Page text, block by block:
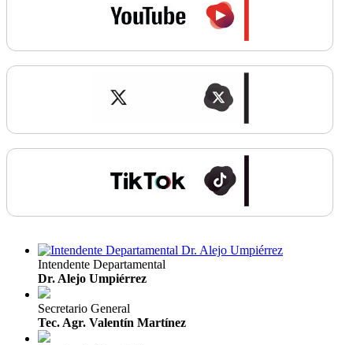
Intendente Departamental
Dr. Alejo Umpiérrez
Secretario General
Tec. Agr. Valentín Martínez